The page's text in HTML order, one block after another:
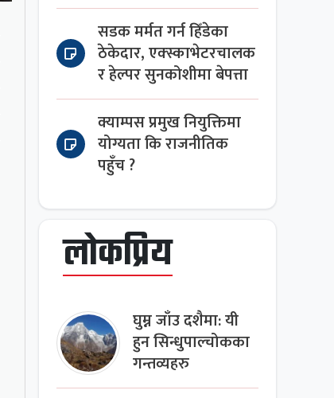
सडक मर्मत गर्न हिँडेका
ठेकेदार, एक्स्काभेटरचालक
र हेल्पर सुनकोशीमा बेपत्ता
क्याम्पस प्रमुख नियुक्तिमा
योग्यता कि राजनीतिक
पहुँच ?
लोकप्रिय
घुम्न जाँउ दशैमा: यी
हुन सिन्धुपाल्चोकका
गन्तव्यहरु